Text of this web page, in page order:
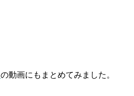
の動画にもまとめてみました。